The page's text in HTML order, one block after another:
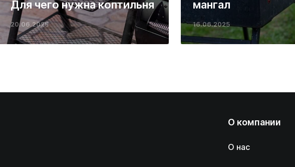
Для чего нужна коптильня
20.06.2025
мангал
16.06.2025
О компании
О нас